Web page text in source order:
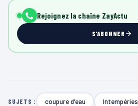
Rejoignez la chaîne ZayActu
S'ABONNER
SUJETS : coupure d'eau Intempéries